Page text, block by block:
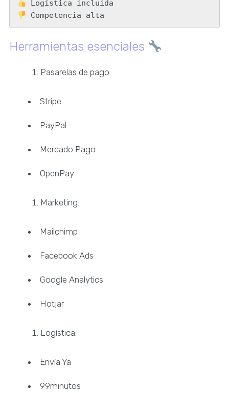
Competencia alta
Herramientas esenciales
Pasarelas de pago:
Stripe
PayPal
Mercado Pago
OpenPay
Marketing:
Mailchimp
Facebook Ads
Google Analytics
Hotjar
Logística:
Envía Ya
99minutos